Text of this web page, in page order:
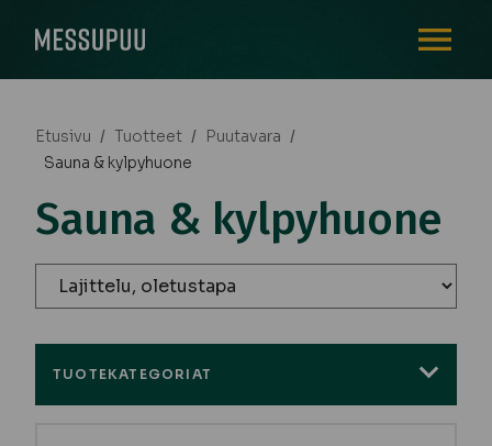
Etusivu / Tuotteet / Puutavara /
Sauna & kylpyhuone
Sauna & kylpyhuone
TUOTEKATEGORIAT